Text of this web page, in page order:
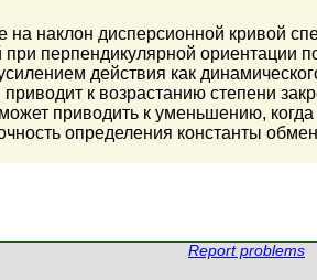
наклон дисперсионной кривой
при перпендикулярной ориентации
действия как
к возрастанию степени
приводить к уменьшению,
определения константы
Report problems